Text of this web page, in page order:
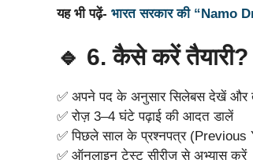
यह भी पढ़ें- भारत सरकार की “Namo
🔹 6. कैसे करें
✅ अपने पद के अनुसार सिलेबस देखें और
✅ रोज़ 3–4 घंटे पढ़ाई की आदत डालें
✅ पिछले साल के प्रश्नपत्र
✅ ऑनलाइन टेस्ट सीरीज से अभ्यास करें